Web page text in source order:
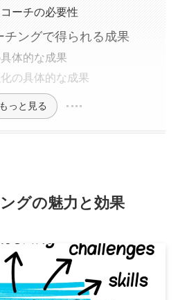
ーチの必要性
チングで得られる成果
体的な成果
の具体的な成果
もっと見る
グの魅力と効果